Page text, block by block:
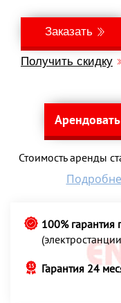
Заказать
Получить скидку
Стоимость аренды
100% гарантия
Гарантия 24